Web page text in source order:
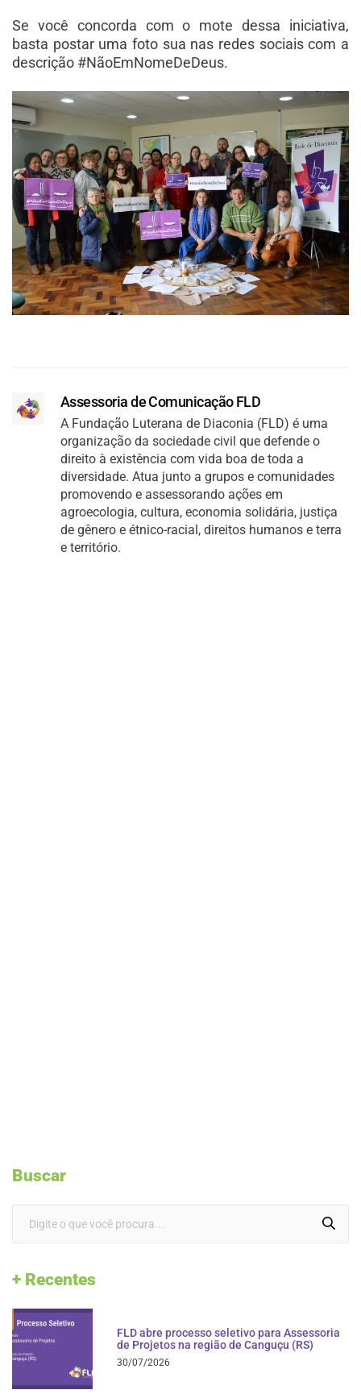
Se você concorda com o mote dessa iniciativa,
basta postar uma foto sua nas redes sociais com a
descrição #NãoEmNomeDeDeus.
Assessoria de Comunicação FLD
A Fundação Luterana de Diaconia (FLD) é uma
organização da sociedade civil que defende o
direito à existência com vida boa de toda a
diversidade. Atua junto a grupos e comunidades
promovendo e assessorando ações em
agroecologia, cultura, economia solidária, justiça
de gênero e étnico-racial, direitos humanos e terra
e território.
Buscar
+ Recentes
FLD abre processo seletivo para Assessoria
de Projetos na região de Canguçu (RS)
30/07/2026